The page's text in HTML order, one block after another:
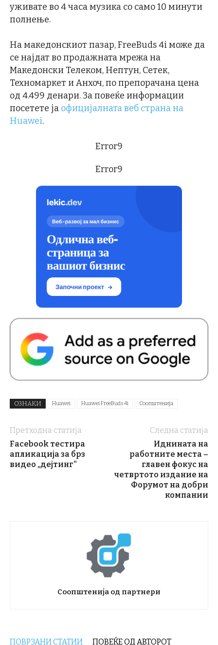
уживате во 4 часа музика со само 10 минути
полнење.
На македонскиот пазар, FreeBuds 4i може да
се најдат во продажната мрежа на
Македонски Телеком, Нептун, Сетек,
Техномаркет и Анхоч, по препорачана цена
од 4.499 денари. За повеќе информации
посетете ја официјалната веб страна на
Huawei.
Error9
Error9
ОЗНАКИ Huawei Huawei FreeBuds 4i Соопштенија
Претходна статија
Facebook тестира
апликација за брз
видео „дејтинг“
Следна статија
Иднината на
работните места –
главен фокус на
четвртото издание на
Форумот на добри
компании
Соопштенија од партнери
ПОВРЗАНИ СТАТИИ ПОВЕЌЕ ОД АВТОРОТ